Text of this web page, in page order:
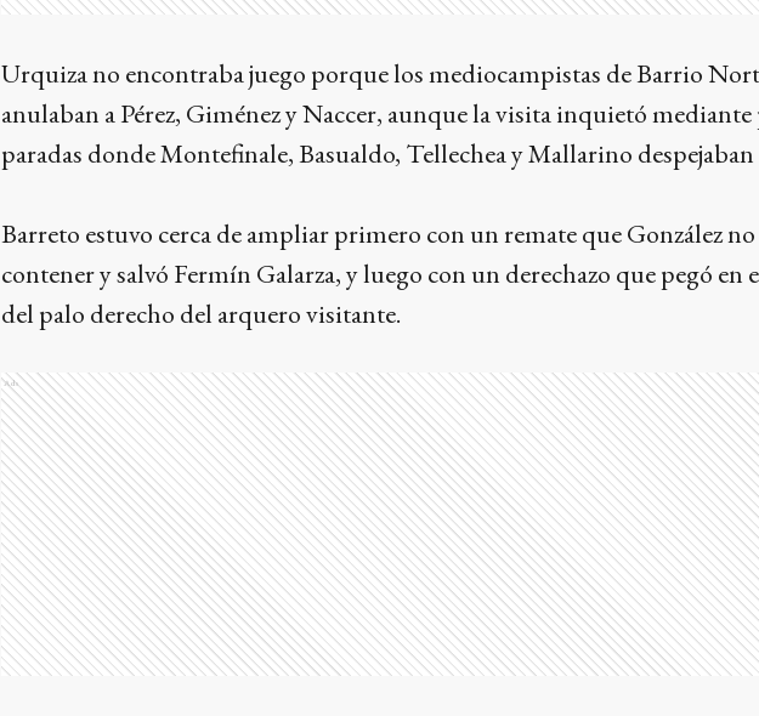
Urquiza no encontraba juego porque los mediocampistas de Barrio
anulaban a Pérez, Giménez y Naccer, aunque la visita inquietó mediante
paradas donde Montefinale, Basualdo, Tellechea y Mallarino
Barreto estuvo cerca de ampliar primero con un remate que González
contener y salvó Fermín Galarza, y luego con un derechazo que pegó en
del palo derecho del arquero visitante.
Ads